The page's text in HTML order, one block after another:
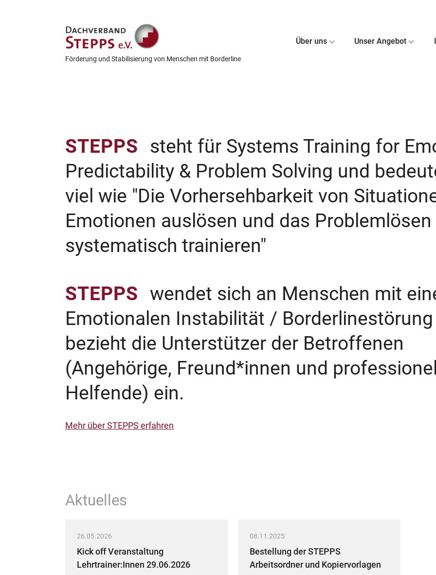
Förderung und Stabilisierung von Menschen mit Borderline
Über uns Unser Angebot
STEPPS steht für Systems Training for
Predictability & Problem Solving und
viel wie "Die Vorhersehbarkeit von
Emotionen auslösen und das Problemlösen
systematisch trainieren"
STEPPS wendet sich an Menschen mit
Emotionalen Instabilität / Borderlinestörung
bezieht die Unterstützer der Betroffenen
(Angehörige, Freund*innen und
Helfende) ein.
Mehr über STEPPS erfahren
Aktuelles
26.05.2026
Kick off Veranstaltung
Lehrtrainer:Innen 29.06.2026
08.11.2025
Bestellung der STEPPS
Arbeitsordner und Kopiervorlagen